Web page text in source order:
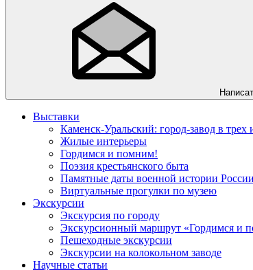
Выставки
Каменск-Уральский: город-завод в трех
Жилые интерьеры
Гордимся и помним!
Поэзия крестьянского быта
Памятные даты военной истории России
Виртуальные прогулки по музею
Экскурсии
Экскурсия по городу
Экскурсионный маршрут «Гордимся и
Пешеходные экскурсии
Экскурсии на колокольном заводе
Научные статьи